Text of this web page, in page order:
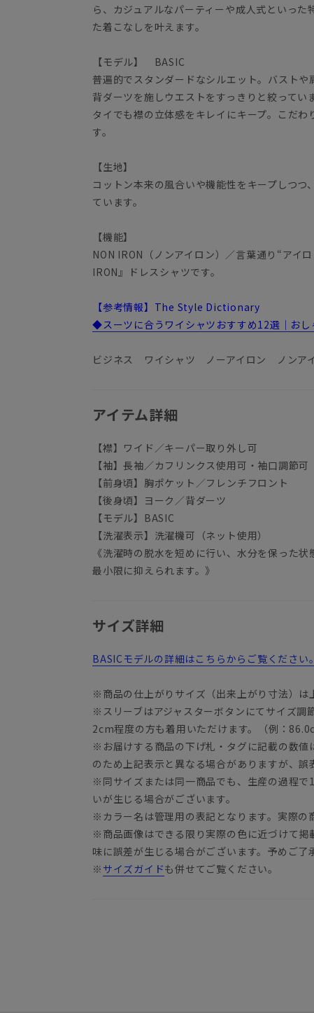
ら、カジュアルなパーティーや成人式といっ
た着こなしを叶えます。
【モデル】 BASIC
普遍的でスタンダードなシルエット。バスト
背ダーツを施しウエストをすっきりと絞って
タイでも襟の立体感をキレイにキープ。こだ
す。
【生地】
コットン本来の風合いや機能性をキープしつ
ています。
【機能】
NON IRON（ノンアイロン）／言葉通り“アイ
IRON』ドレスシャツです。
【参考情報】The Style Dictionary
◆スーツに合うワイシャツおすすめ12選｜おし
ビジネス ワイシャツ ノーアイロン ノンア
アイテム詳細
【襟】ワイド／キーパー取り外し可
【袖】長袖／カフリンクス使用可・袖口調節可
【前身頃】胸ポケット／フレンチフロント
【後身頃】ヨーク／背ダーツ
【モデル】BASIC
【洗濯表示】洗濯機可（ネット使用）
《洗濯時の脱水を短めに行い、水分を保った
最小限に抑えられます。》
サイズ詳細
BASICモデルの詳細はこちらからご覧ください。
※商品の仕上がりサイズ（出来上がり寸法）は
※スリーブはアジャスターボタンにてサイズ調
2cm程度の方も着用いただけます。（例：
※お届けする商品の下げ札・タグに記載の数値
のため上記表示と異なる場合がありますが、誤
※同サイズまたは同一商品でも、生産の過程
いが生じる場合がございます。
※カラー名は管理用の表記となります。実際の
※商品画像はできる限り実際の色に近づけて
味に誤差が生じる場合がございます。予めご了
※ サイズガイドも併せてご覧ください。